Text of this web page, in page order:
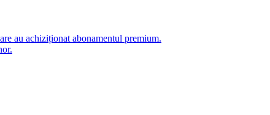
au achiziționat abonamentul premium.